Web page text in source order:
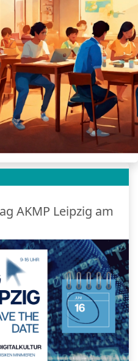
AKMP Leipzig am